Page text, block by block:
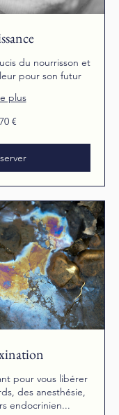
du nourrisson et
pour son futur
plus
70 €
pour vous libérer
des anesthésie,
endocrinien...